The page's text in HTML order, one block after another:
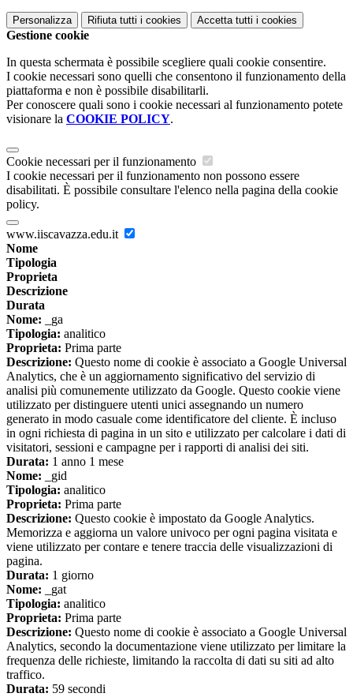
Personalizza Rifiuta tutti i cookies Accetta tutti i cookies
Gestione cookie
In questa schermata è possibile scegliere quali cookie consentire.
I cookie necessari sono quelli che consentono il funzionamento della
piattaforma e non è possibile disabilitarli.
Per conoscere quali sono i cookie necessari al funzionamento potete
visionare la COOKIE POLICY.
Cookie necessari per il funzionamento
I cookie necessari per il funzionamento non possono essere
disabilitati. È possibile consultare l'elenco nella pagina della cookie
policy.
www.iiscavazza.edu.it
Nome
Tipologia
Proprieta
Descrizione
Durata
Nome: _ga
Tipologia: analitico
Proprieta: Prima parte
Descrizione: Questo nome di cookie è associato a Google Universal
Analytics, che è un aggiornamento significativo del servizio di
analisi più comunemente utilizzato da Google. Questo cookie viene
utilizzato per distinguere utenti unici assegnando un numero
generato in modo casuale come identificatore del cliente. È incluso
in ogni richiesta di pagina in un sito e utilizzato per calcolare i dati di
visitatori, sessioni e campagne per i rapporti di analisi dei siti.
Durata: 1 anno 1 mese
Nome: _gid
Tipologia: analitico
Proprieta: Prima parte
Descrizione: Questo cookie è impostato da Google Analytics.
Memorizza e aggiorna un valore univoco per ogni pagina visitata e
viene utilizzato per contare e tenere traccia delle visualizzazioni di
pagina.
Durata: 1 giorno
Nome: _gat
Tipologia: analitico
Proprieta: Prima parte
Descrizione: Questo nome di cookie è associato a Google Universal
Analytics, secondo la documentazione viene utilizzato per limitare la
frequenza delle richieste, limitando la raccolta di dati su siti ad alto
traffico.
Durata: 59 secondi